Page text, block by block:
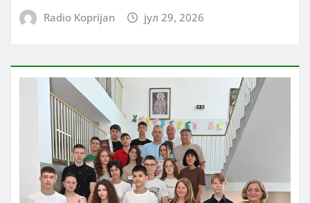
Radio Koprijan јул 29, 2026